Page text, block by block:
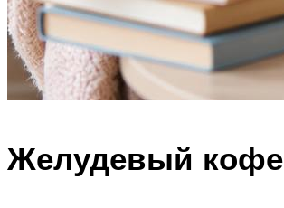
Желудевый кофе